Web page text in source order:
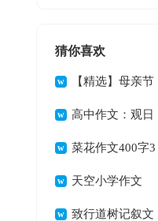
猜你喜欢
【精选】母亲节
周记三篇
高中作文：观日
出 菜花作文400字3
篇 天空小学作文
致行道树记叙文